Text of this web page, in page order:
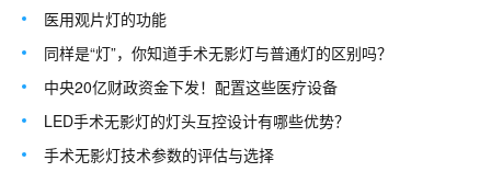
医用观片灯的功能
同样是“灯”，你知道手术无影灯与普通灯的区别吗？
中央20亿财政资金下发！配置这些医疗设备
LED手术无影灯的灯头互控设计有哪些优势？
手术无影灯技术参数的评估与选择